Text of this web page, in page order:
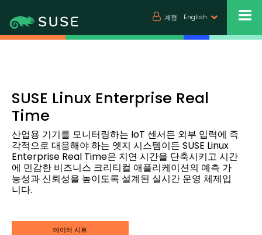
계정 English
SUSE Linux Enterprise Real
Time
산업용 기기를 모니터링하는 IoT 센서든 외부 입력에 즉
각적으로 대응해야 하는 엣지 시스템이든 SUSE Linux
Enterprise Real Time은 지연 시간을 단축시키고 시간
에 민감한 비즈니스 크리티컬 애플리케이션의 예측 가
능성과 신뢰성을 높이도록 설계된 실시간 운영 체제입
니다.
데이터 시트